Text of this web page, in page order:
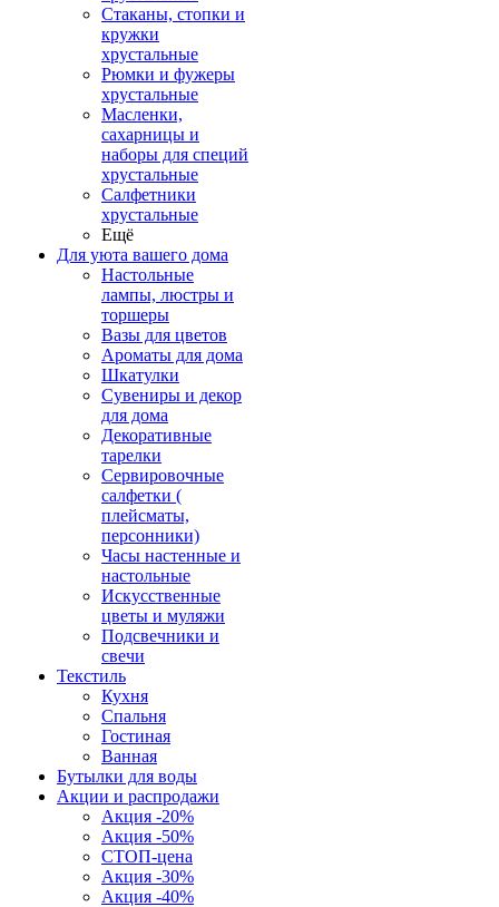
Стаканы, стопки и
кружки
хрустальные
Рюмки и фужеры
хрустальные
Масленки,
сахарницы и
наборы для специй
хрустальные
Салфетники
хрустальные
Ещё
Для уюта вашего дома
Настольные
лампы, люстры и
торшеры
Вазы для цветов
Ароматы для дома
Шкатулки
Сувениры и декор
для дома
Декоративные
тарелки
Сервировочные
салфетки (
плейсматы,
персонники)
Часы настенные и
настольные
Искусственные
цветы и муляжи
Подсвечники и
свечи
Текстиль
Кухня
Спальня
Гостиная
Ванная
Бутылки для воды
Акции и распродажи
Акция -20%
Акция -50%
СТОП-цена
Акция -30%
Акция -40%